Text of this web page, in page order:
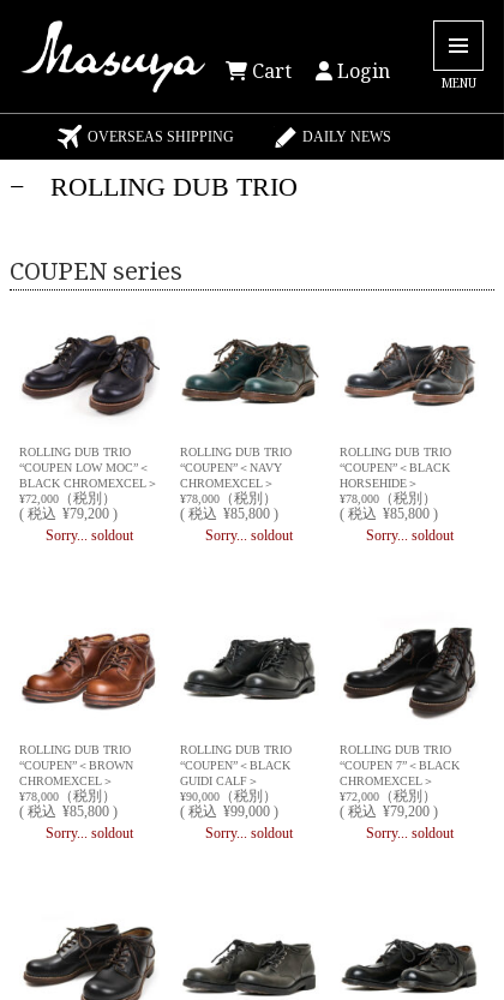
Cart Login MENU
OVERSEAS SHIPPING DAILY NEWS
− ROLLING DUB TRIO
COUPEN series
ROLLING DUB TRIO
“COUPEN LOW MOC”＜
BLACK CHROMEXCEL＞
¥72,000
（税別）
(税込 ¥79,200 )
Sorry... soldout
ROLLING DUB TRIO
“COUPEN”＜NAVY
CHROMEXCEL＞
¥78,000（税別）
( 税込 ¥85,800 )
Sorry... soldout
ROLLING DUB TRIO
“COUPEN”＜BLACK
HORSEHIDE＞
¥78,000（税別）
( 税込 ¥85,800 )
Sorry... soldout
ROLLING DUB TRIO
“COUPEN”＜BROWN
CHROMEXCEL＞
¥78,000
（税別）
(税込 ¥85,800 )
Sorry... soldout
ROLLING DUB TRIO
“COUPEN”＜BLACK
GUIDI CALF＞
¥90,000（税別）
( 税込 ¥99,000 )
Sorry... soldout
ROLLING DUB TRIO
“COUPEN 7”＜BLACK
CHROMEXCEL＞
¥72,000（税別）
( 税込 ¥79,200 )
Sorry... soldout